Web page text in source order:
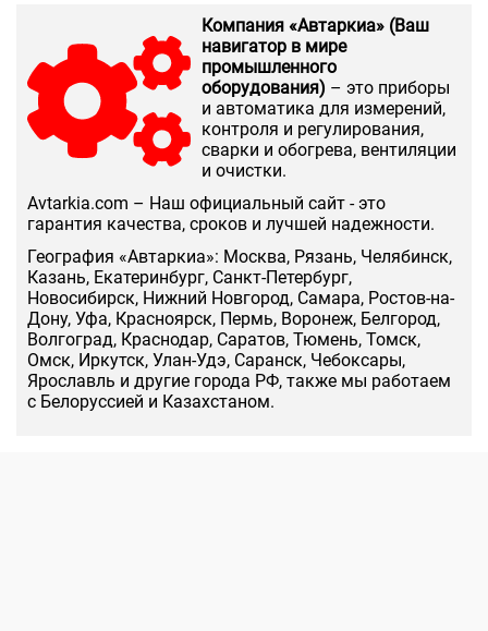
Компания «Автаркиа» (Ваш
навигатор в мире
промышленного
оборудования) – это приборы
и автоматика для измерений,
контроля и регулирования,
сварки и обогрева, вентиляции
и очистки.
Аvtarkia.com – Наш официальный сайт - это
гарантия качества, сроков и лучшей надежности.
География «Автаркиа»: Москва, Рязань, Челябинск,
Казань, Екатеринбург, Санкт-Петербург,
Новосибирск, Нижний Новгород, Самара, Ростов-на-
Дону, Уфа, Красноярск, Пермь, Воронеж, Белгород,
Волгоград, Краснодар, Саратов, Тюмень, Томск,
Омск, Иркутск, Улан-Удэ, Саранск, Чебоксары,
Ярославль и другие города РФ, также мы работаем
с Белоруссией и Казахстаном.